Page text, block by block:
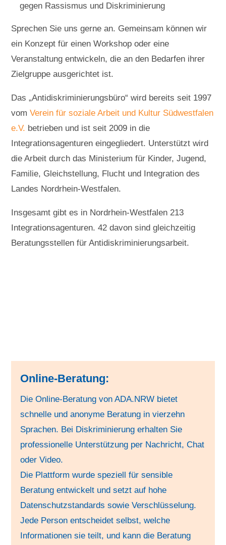
gegen Rassismus und Diskriminierung
Sprechen Sie uns gerne an. Gemeinsam können wir
ein Konzept für einen Workshop oder eine
Veranstaltung entwickeln, die an den Bedarfen ihrer
Zielgruppe ausgerichtet ist.
Das „Antidiskriminierungsbüro“ wird bereits seit 1997
vomVerein für soziale Arbeit und Kultur Südwestfalen
e.V. betrieben und ist seit 2009 in die
Integrationsagenturen eingegliedert. Unterstützt wird
die Arbeit durch das Ministerium für Kinder, Jugend,
Familie, Gleichstellung, Flucht und Integration des
Landes Nordrhein-Westfalen.
Insgesamt gibt es in Nordrhein-Westfalen 213
Integrationsagenturen. 42 davon sind gleichzeitig
Beratungsstellen für Antidiskriminierungsarbeit.
Online-Beratung:
Die Online-Beratung von ADA.NRW bietet
schnelle und anonyme Beratung in vierzehn
Sprachen. Bei Diskriminierung erhalten Sie
professionelle Unterstützung per Nachricht, Chat
oder Video.
Die Plattform wurde speziell für sensible
Beratung entwickelt und setzt auf hohe
Datenschutzstandards sowie Verschlüsselung.
Jede Person entscheidet selbst, welche
Informationen sie teilt, und kann die Beratung